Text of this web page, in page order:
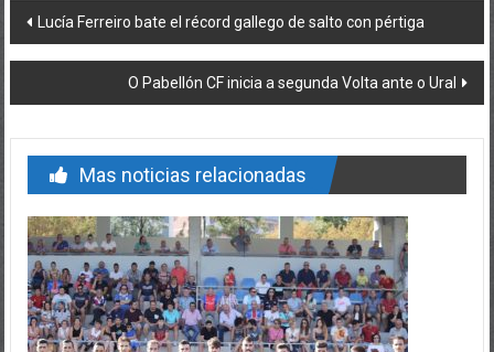
Post navigation
Lucía Ferreiro bate el récord gallego de salto con pértiga
O Pabellón CF inicia a segunda Volta ante o Ural
Mas noticias relacionadas